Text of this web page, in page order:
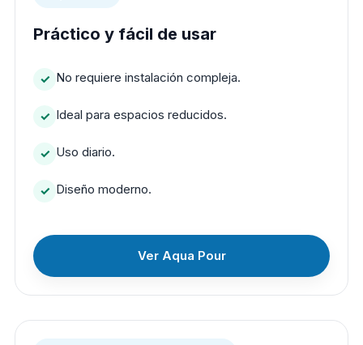
Práctico y fácil de usar
No requiere instalación compleja.
Ideal para espacios reducidos.
Uso diario.
Diseño moderno.
Ver Aqua Pour